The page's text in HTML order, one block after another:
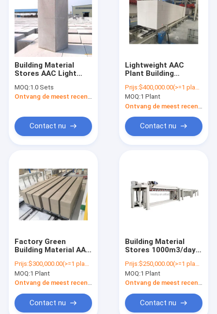
Building Material
Stores AAC Light
Block Making
Machine 50000 -
MOQ:1.0 Sets
Ontvang de meest recente Prijs
Contact nu
Lightweight AAC
Plant Building
Machine Production
Line Equipment
Autoclaved Aerated
Concrete Block Plant
Prijs:$400,000.00(>=1 plants)
MOQ:1 Plant
Contact nu
Factory Green
Building Material AAC
Manufacturers and
Suppliers Making
Machinery
Machine Light Brick
Plant
Prijs:$300,000.00(>=1 plants)
MOQ:1 Plant
Ontvang de meest recente Prijs
Contact nu
Building Material
Stores 1000m3/day
Panel Plant Factory
Supplier Automatic
Block Sand Lime AAC
in Uzbekistan
Prijs:$250,000.00(>=1 plants)
MOQ:1 Plant
Ontvang de meest recente Prijs
Contact nu